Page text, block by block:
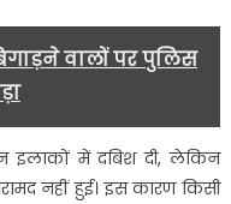
कई
जगहों
की
जांच….
वालों पर पुलिस
इलाकों में दबिश दी, लेकिन
नहीं हुई। इस कारण किसी